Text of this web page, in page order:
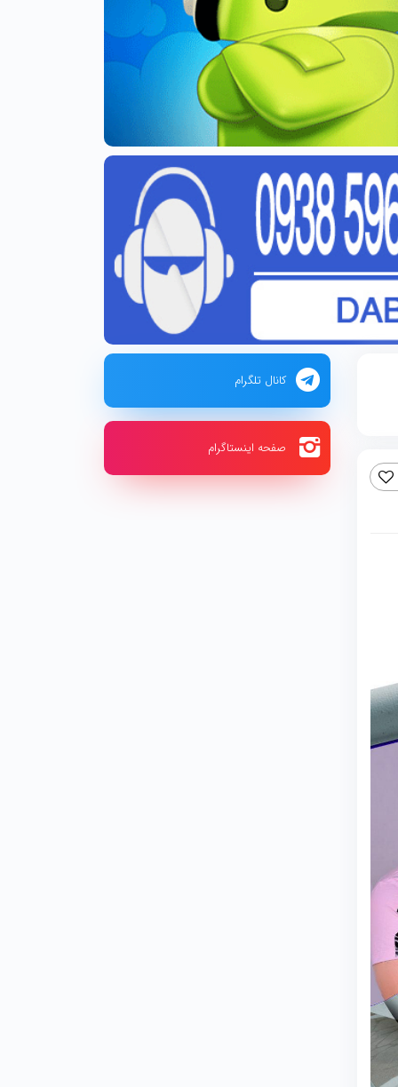
کانال تلگرام
صفحه اینستاگرام